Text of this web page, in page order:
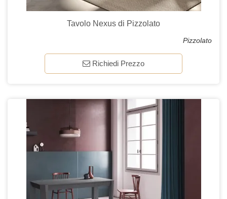
Tavolo Nexus di Pizzolato
Pizzolato
Richiedi Prezzo